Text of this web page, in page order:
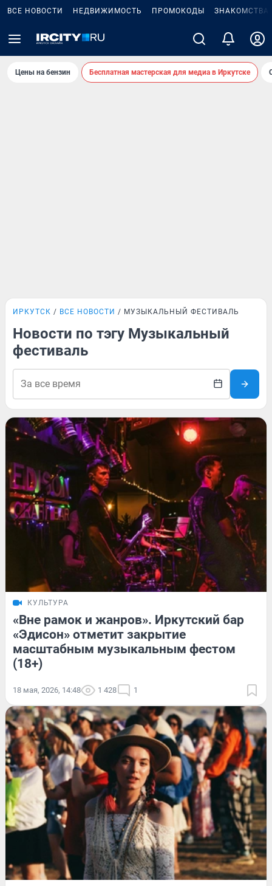
ВСЕ НОВОСТИ НЕДВИЖИМОСТЬ ПРОМОКОДЫ ЗНАКОМСТВА
Цены на бензин Бесплатная мастерская для медиа в Иркутске
ИРКУТСК ВСЕ НОВОСТИ МУЗЫКАЛЬНЫЙ ФЕСТИВАЛЬ
Новости по тэгу Музыкальный
фестиваль
КУЛЬТУРА
«Вне рамок и жанров». Иркутский бар
«Эдисон» отметит закрытие
масштабным музыкальным фестом
(18+)
18 мая, 2026, 14:48 1 428 1